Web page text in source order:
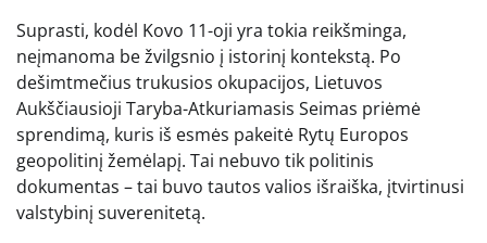
Suprasti, kodėl Kovo 11-oji yra tokia reikšminga,
neįmanoma be žvilgsnio į istorinį kontekstą. Po
dešimtmečius trukusios okupacijos, Lietuvos
Aukščiausioji Taryba-Atkuriamasis Seimas priėmė
sprendimą, kuris iš esmės pakeitė Rytų Europos
geopolitinį žemėlapį. Tai nebuvo tik politinis
dokumentas – tai buvo tautos valios išraiška, įtvirtinusi
valstybinį suverenitetą.